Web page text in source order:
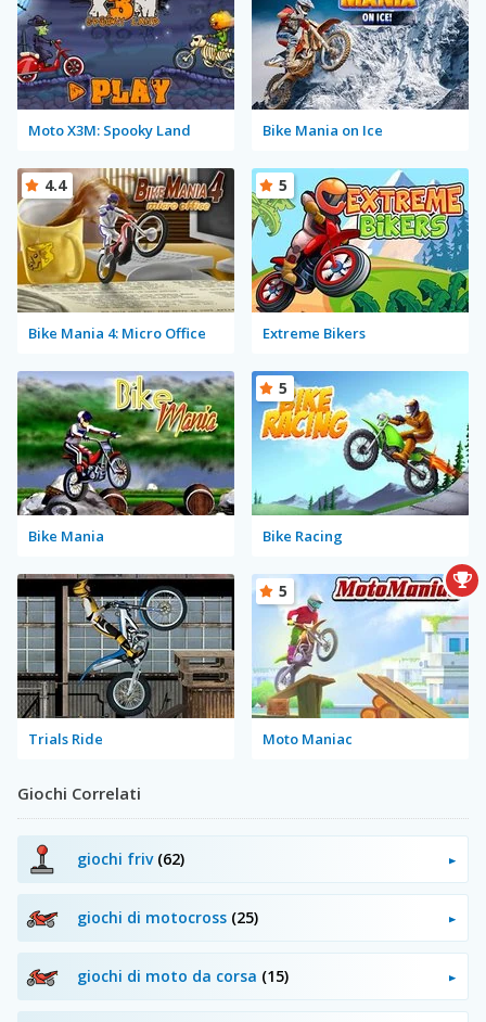
Moto X3M: Spooky Land Bike Mania on Ice
Bike Mania 4: Micro Office
4.4
Extreme Bikers
5
Bike Mania Bike Racing
5
Trials Ride Moto Maniac
5
Giochi Correlati
giochi friv (62)
giochi di motocross (25)
giochi di moto da corsa (15)